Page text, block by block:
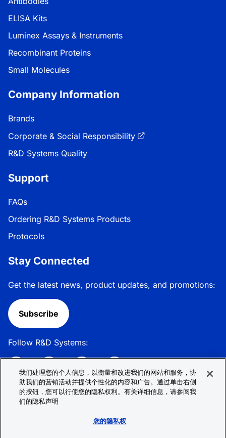
ELISA Kits
Luminex Assays & Instruments
Recombinant Proteins
Small Molecules
Company Information
Brands
Corporate & Social Responsibility
R&D Systems Quality
Support
FAQs
Ordering R&D Systems Products
Protocols
Stay Connected
Get the latest news, product updates, and promotions:
Subscribe
Follow R&D Systems:
Privacy Policy
© 2026 R&D Systems, Inc. All Rights Reserved.
我们处理您的个人信息，以衡量和改进我们的网站和服务，协
助我们的营销活动并提供个性化的内容和广告。通过单击右侧
的按钮，您可以行使您的隐私权利。有关详细信息，请参阅我
们的隐私声明
您的隐私权